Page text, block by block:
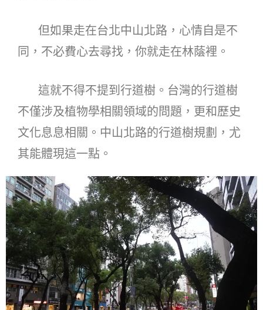
但如果走在台北中山北路，心情自是不
同，不必費心去尋找，你就走在林蔭裡。
這就不得不提到行道樹。台灣的行道樹
不僅涉及植物學相關領域的問題，更和歷史
文化息息相關。中山北路的行道樹規劃，尤
其能體現這一點。